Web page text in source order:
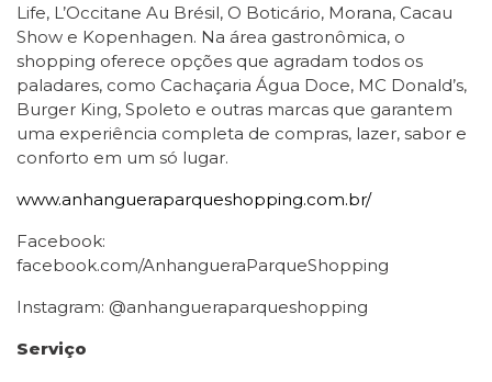
Life, L’Occitane Au Brésil, O Boticário, Morana, Cacau
Show e Kopenhagen. Na área gastronômica, o
shopping oferece opções que agradam todos os
paladares, como Cachaçaria Água Doce, MC Donald’s,
Burger King, Spoleto e outras marcas que garantem
uma experiência completa de compras, lazer, sabor e
conforto em um só lugar.
www.anhangueraparqueshopping.com.br/
Facebook:
facebook.com/AnhangueraParqueShopping
Instagram: @anhangueraparqueshopping
Serviço